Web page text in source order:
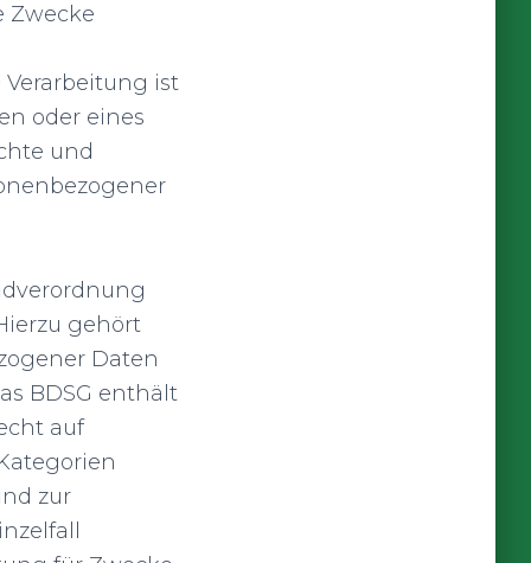
Zwecke
Verarbeitung ist
oder eines
und
gehört
Daten
BDSG enthält
auf
zur